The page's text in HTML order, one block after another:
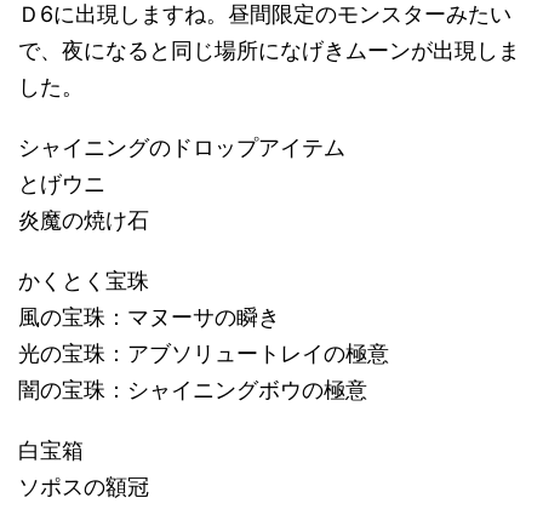
Ｄ6に出現しますね。昼間限定のモンスターみたい
で、夜になると同じ場所になげきムーンが出現しま
した。
シャイニングのドロップアイテム
とげウニ
炎魔の焼け石
かくとく宝珠
風の宝珠：マヌーサの瞬き
光の宝珠：アブソリュートレイの極意
闇の宝珠：シャイニングボウの極意
白宝箱
ソポスの額冠